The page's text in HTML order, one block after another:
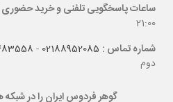
ساعات پاسخگویی تلفنی و خرید
21:00
شماره تماس : 02188952085
-
دوم
گوهر فردوس ایران را در شبکه